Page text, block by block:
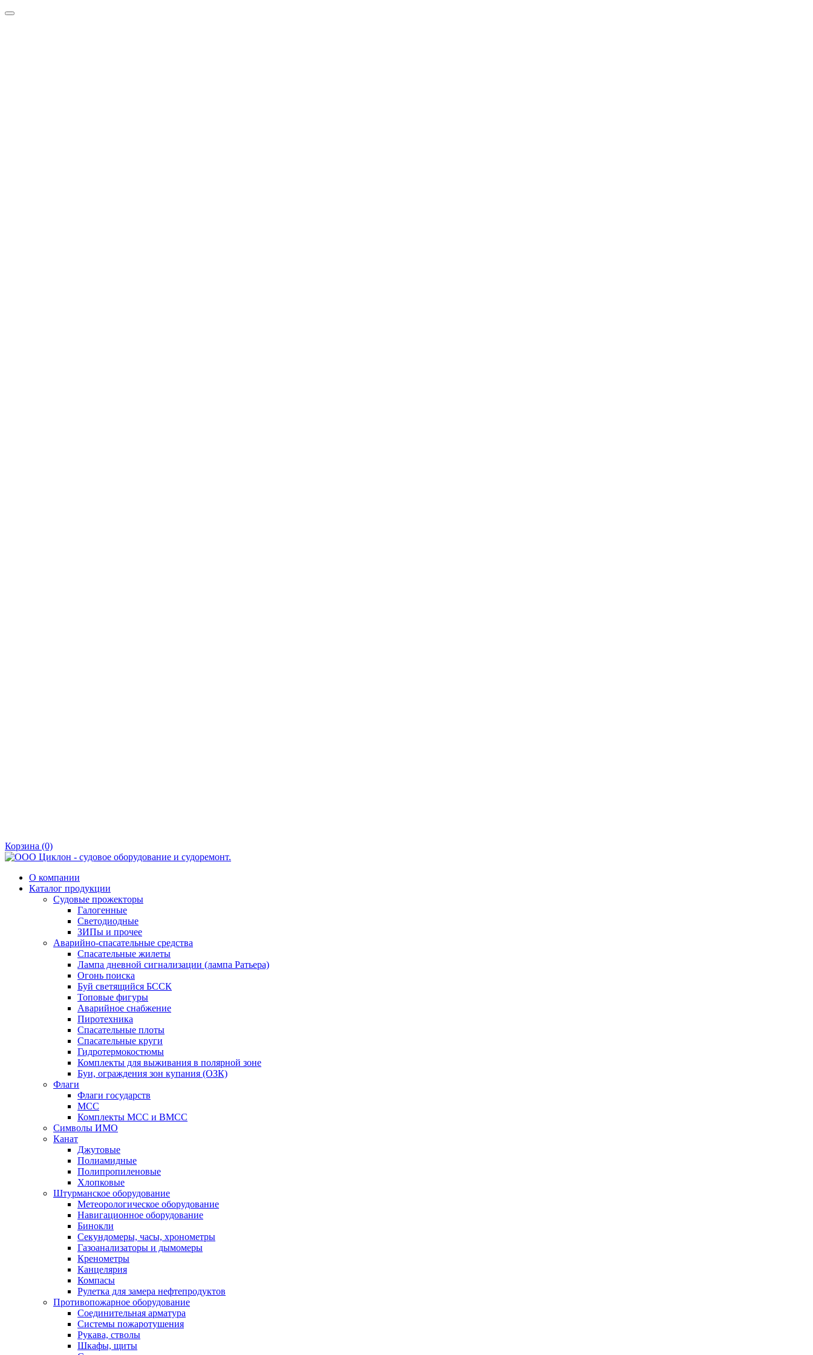
Корзина (0)
О компании
Каталог продукции
Судовые прожекторы
Галогенные
Светодиодные
ЗИПы и прочее
Аварийно-спасательные средства
Спасательные жилеты
Лампа дневной сигнализации (лампа Ратьера)
Огонь поиска
Буй светящийся БССК
Топовые фигуры
Аварийное снабжение
Пиротехника
Спасательные плоты
Спасательные круги
Гидротермокостюмы
Комплекты для выживания в полярной зоне
Буи, ограждения зон купания (ОЗК)
Флаги
Флаги государств
МСС
Комплекты МСС и ВМСС
Символы ИМО
Канат
Джутовые
Полиамидные
Полипропиленовые
Хлопковые
Штурманское оборудование
Метеорологическое оборудование
Навигационное оборудование
Бинокли
Секундомеры, часы, хронометры
Газоанализаторы и дымомеры
Кренометры
Канцелярия
Компасы
Рулетка для замера нефтепродуктов
Противопожарное оборудование
Соединительная арматура
Системы пожаротушения
Рукава, стволы
Шкафы, щиты